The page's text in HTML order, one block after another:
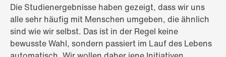
Die Studienergebnisse haben gezeigt, dass wir uns
alle sehr häufig mit Menschen umgeben, die ähnlich
sind wie wir selbst. Das ist in der Regel keine
bewusste Wahl, sondern passiert im Lauf des Lebens